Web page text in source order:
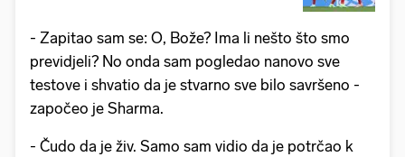
- Zapitao sam se: O, Bože? Ima li nešto što smo
previdjeli? No onda sam pogledao nanovo sve
testove i shvatio da je stvarno sve bilo savršeno -
započeo je Sharma.
- Čudo da je živ. Samo sam vidio da je potrčao k